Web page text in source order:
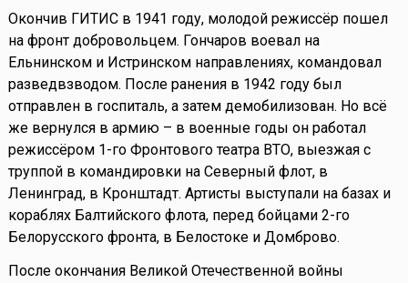
Окончив ГИТИС в 1941 году, молодой режиссёр пошел
на фронт добровольцем. Гончаров воевал на
Ельнинском и Истринском направлениях, командовал
разведвзводом. После ранения в 1942 году был
отправлен в госпиталь, а затем демобилизован. Но всё
же вернулся в армию – в военные годы он работал
режиссёром 1-го Фронтового театра ВТО, выезжая с
труппой в командировки на Северный флот, в
Ленинград, в Кронштадт. Артисты выступали на базах и
кораблях Балтийского флота, перед бойцами 2-го
Белорусского фронта, в Белостоке и Домброво.
После окончания Великой Отечественной войны